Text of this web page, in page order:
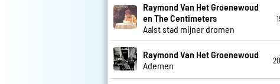
Raymond Van Het Groenewoud
en The Centimeters
Aalst stad mijner dromen
Raymond Van Het Groenewoud
Ademen